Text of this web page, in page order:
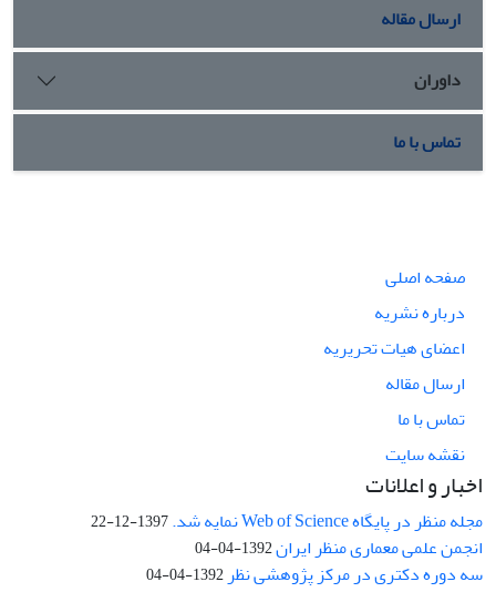
ارسال مقاله
داوران
تماس با ما
صفحه اصلی
درباره نشریه
اعضای هیات تحریریه
ارسال مقاله
تماس با ما
نقشه سایت
اخبار و اعلانات
مجله منظر در پایگاه Web of Science نمایه شد. 1397-12-22
انجمن علمی معماری منظر ایران1392-04-04
سه دوره دکتری در مرکز پژوهشی نظر 1392-04-04